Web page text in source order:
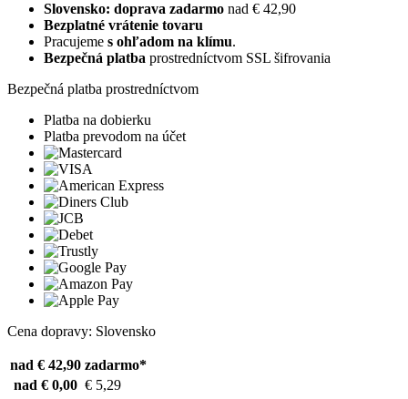
Slovensko: doprava zadarmo nad € 42,90
Bezplatné vrátenie tovaru
Pracujeme s ohľadom na klímu.
Bezpečná platba prostredníctvom SSL šifrovania
Bezpečná platba prostredníctvom
Platba na dobierku
Platba prevodom na účet
Cena dopravy: Slovensko
nad € 42,90 zadarmo*
nad € 0,00 € 5,29